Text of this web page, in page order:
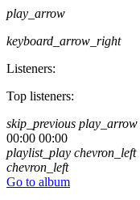
play_arrow
keyboard_arrow_right
Listeners:
Top listeners:
skip_previous play_arrow
00:00 00:00
playlist_play chevron_left
chevron_left
Go to album